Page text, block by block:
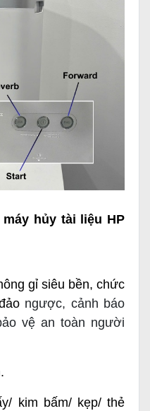
hủy tài liệu HP
gỉ siêu bền, chức
ngược, cảnh báo
vệ an toàn người
kim bấm/ kẹp/ thẻ